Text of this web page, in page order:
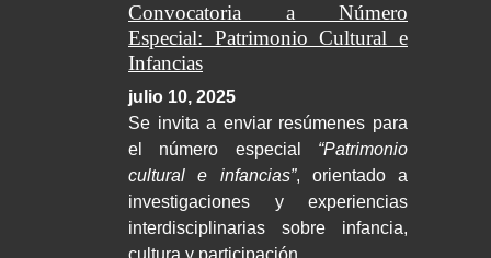
Convocatoria a Número
Especial: Patrimonio Cultural e
Infancias
julio 10, 2025
Se invita a enviar resúmenes para
el número especial “Patrimonio
cultural e infancias”, orientado a
investigaciones y experiencias
interdisciplinarias sobre infancia,